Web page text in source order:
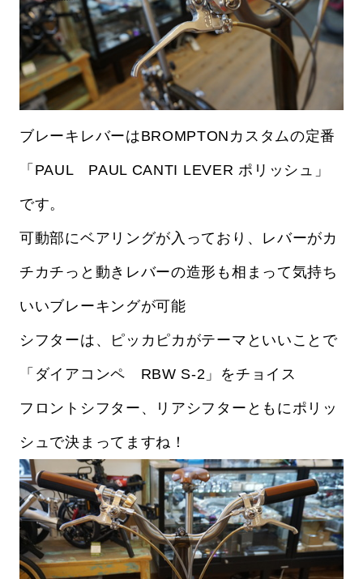
ブレーキレバーはBROMPTONカスタムの定番
「PAUL PAUL CANTI LEVER ポリッシュ」
です。
可動部にベアリングが入っており、レバーがカ
チカチっと動きレバーの造形も相まって気持ち
いいブレーキングが可能
シフターは、ピッカピカがテーマといいことで
「ダイアコンペ RBW S-2」をチョイス
フロントシフター、リアシフターともにポリッ
シュで決まってますね！